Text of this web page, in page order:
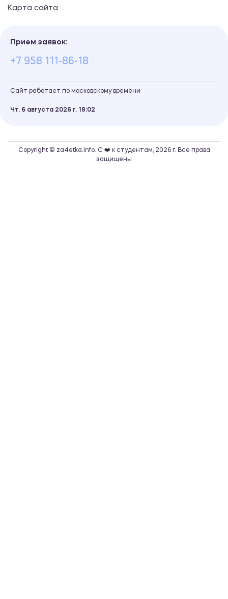
Карта сайта
Прием заявок:
+7 958 111-86-18
Сайт работает по московскому времени
Чт, 6 августа 2026 г. 18 02
Copyright © za4etka.info. С ❤️ к студентам, 2026 г. Все права
защищены